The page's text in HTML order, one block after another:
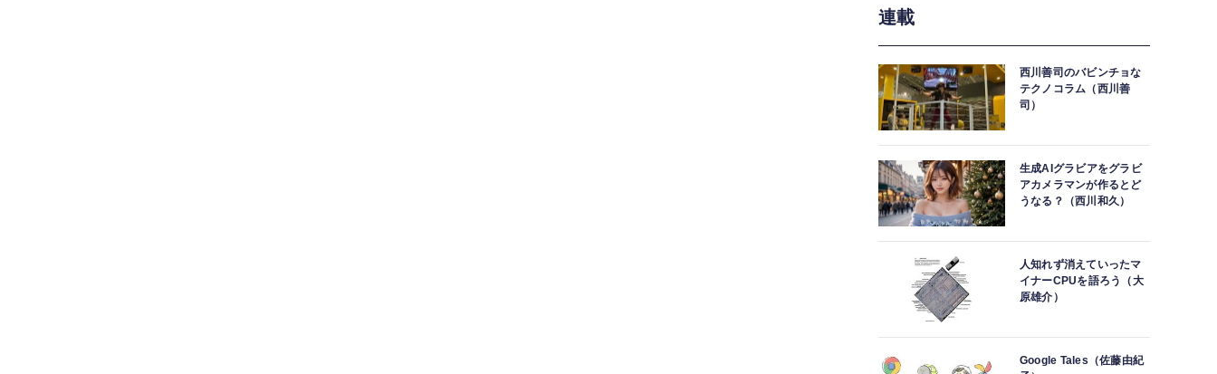
連載
西川善司のバビンチョな
テクノコラム（西川善
司）
生成AIグラビアをグラビ
アカメラマンが作るとど
うなる？（西川和久）
人知れず消えていったマ
イナーCPUを語ろう（大
原雄介）
Google Tales（佐藤由紀